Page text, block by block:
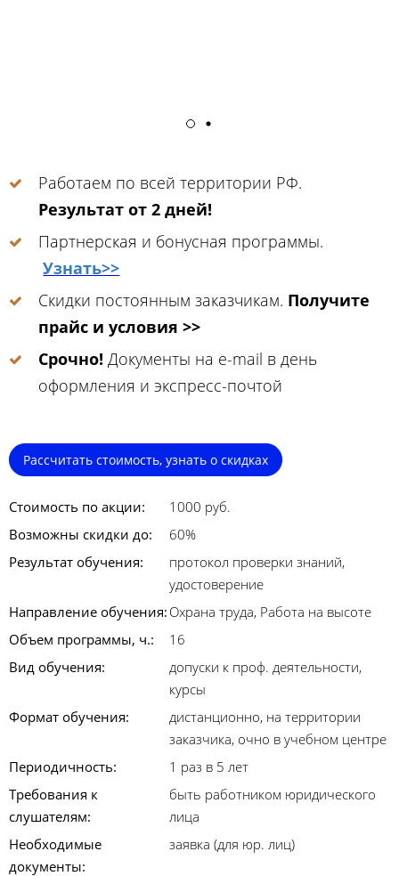
Работаем по всей территории РФ.
Результат от 2 дней!
Партнерская и бонусная программы.
Узнать>>
Скидки постоянным заказчикам. Получите
прайс и условия >>
Срочно! Документы на e-mail в день
оформления и экспресс-почтой
Рассчитать стоимость, узнать о скидках
Стоимость по акции:
1000 руб.
Возможны скидки до:
60%
Результат обучения:
протокол проверки знаний,
удостоверение
Направление обучения: Охрана труда, Работа на высоте
Объем программы, ч.:
16
Вид обучения:
допуски к проф. деятельности,
курсы
Формат обучения:
дистанционно, на территории
заказчика, очно в учебном центре
Периодичность:
1 раз в 5 лет
Требования к
слушателям:
быть работником юридического
лица
Необходимые
документы:
заявка (для юр. лиц)